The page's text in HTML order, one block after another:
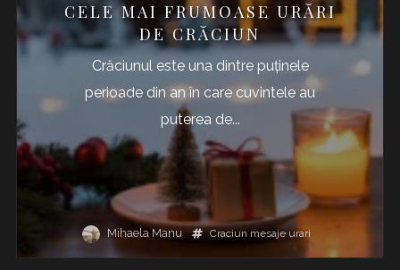
CELE MAI FRUMOASE URĂRI
DE CRĂCIUN
Crăciunul este una dintre puținele
perioade din an în care cuvintele au
puterea de...
Mihaela Manu Craciun mesaje urari